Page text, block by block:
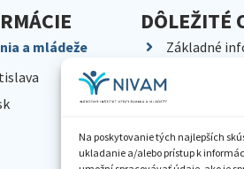
Na poskytovanie tých najlepších
ukladanie a/alebo prístup k
a mládeže
DÔLEŽITÉ
Základné
Kariéra
Pracoviská